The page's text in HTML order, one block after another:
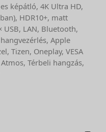
képátló, 4K Ultra HD,
HDR10+, matt
USB, LAN, Bluetooth,
Apple
Tizen, Oneplay, VESA
Térbeli hangzás,